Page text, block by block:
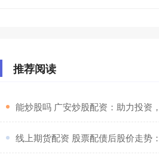
推荐阅读
能炒股吗 广安炒股配资：助力投资
线上期货配资 股票配债后股价走势